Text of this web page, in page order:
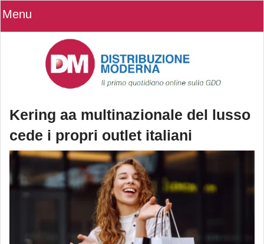
Menu
Kering aa multinazionale del lusso
cede i propri outlet italiani